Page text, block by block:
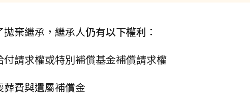
棄繼承，繼承人仍有以下權利 ：
請求權或特別補償基金補償請求權
費與遺屬補償金